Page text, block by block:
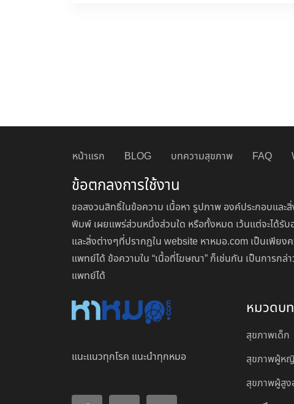
หน้าแรก BLOG บทความสุขภาพ FAQ
ข้อตกลงการใช้งาน
ขอสงวนสิทธิ์ในข้อความ เนื้อหา รูปภาพ องค์ประกอบแล
พิมพ์ เผยแพร่ส่วนหนึ่งส่วนใด หรือทั้งหมด เว้นแต่จะได้รั
และสิ่งต่างๆที่ปรากฏใน website หาหมอ.com เป็นเพีย
แพทย์ได้ ข้อความใน “เนื้อที่โฆษณา” ก็เช่นกัน เป็นการก
แพทย์ได้
แนะแนวทุกโรค แนะนำทุกหมอ
หมวดบ
สุขภาพเด็ก
สุขภาพผู้ห
สุขภาพผู้สูง